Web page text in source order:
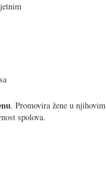
. Promovira žene u njihovim
spolova.